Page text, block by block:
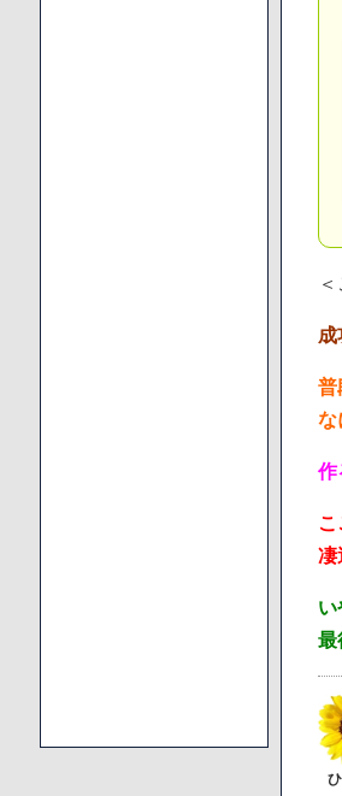
成
普
な
作
凄
最